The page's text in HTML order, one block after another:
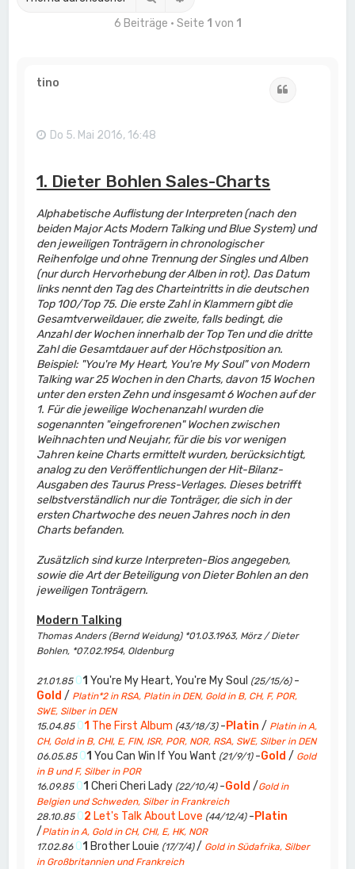
6 Beiträge • Seite 1 von 1
tino
Do 5. Mai 2016, 16:48
1. Dieter Bohlen Sales-Charts
Alphabetische Auflistung der Interpreten (nach den
beiden Major Acts Modern Talking und Blue System) und
den jeweiligen Tonträgern in chronologischer
Reihenfolge und ohne Trennung der Singles und Alben
(nur durch Hervorhebung der Alben in rot). Das Datum
links nennt den Tag des Charteintritts in die deutschen
Top 100/Top 75. Die erste Zahl in Klammern gibt die
Gesamtverweildauer, die zweite, falls bedingt, die
Anzahl der Wochen innerhalb der Top Ten und die dritte
Zahl die Gesamtdauer auf der Höchstposition an.
Beispiel: "You're My Heart, You're My Soul" von Modern
Talking war 25 Wochen in den Charts, davon 15 Wochen
unter den ersten Zehn und insgesamt 6 Wochen auf der
1. Für die jeweilige Wochenanzahl wurden die
sogenannten "eingefrorenen" Wochen zwischen
Weihnachten und Neujahr, für die bis vor wenigen
Jahren keine Charts ermittelt wurden, berücksichtigt,
analog zu den Veröffentlichungen der Hit-Bilanz-
Ausgaben des Taurus Press-Verlages. Dieses betrifft
selbstverständlich nur die Tonträger, die sich in der
ersten Chartwoche des neuen Jahres noch in den
Charts befanden.
Zusätzlich sind kurze Interpreten-Bios angegeben,
sowie die Art der Beteiligung von Dieter Bohlen an den
jeweiligen Tonträgern.
Modern Talking
Thomas Anders (Bernd Weidung) *01.03.1963, Mörz / Dieter
Bohlen, *07.02.1954, Oldenburg
21.01.85 01 You're My Heart, You're My Soul (25/15/6)-
Gold / Platin*2 in RSA, Platin in DEN, Gold in B, CH, F, POR,
SWE, Silber in DEN
15.04.85 01 The First Album (43/18/3)-Platin/ Platin in A,
CH, Gold in B, CHI, E, FIN, ISR, POR, NOR, RSA, SWE, Silber in DEN
06.05.85 01 You Can Win If You Want (21/9/1)-Gold / Gold
in B und F, Silber in POR
16.09.85 01 Cheri Cheri Lady (22/10/4)-Gold /Gold in
Belgien und Schweden, Silber in Frankreich
28.10.85 02 Let's Talk About Love (44/12/4)-Platin
/Platin in A, Gold in CH, CHI, E, HK, NOR
17.02.86 01 Brother Louie (17/7/4)/ Gold in Südafrika, Silber
in Großbritannien und Frankreich